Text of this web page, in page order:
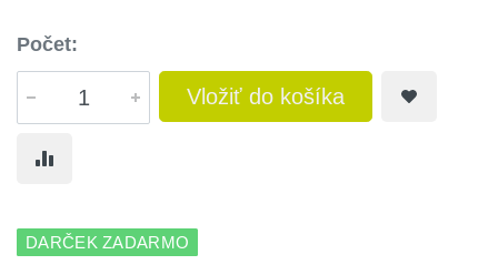
Počet:
Vložiť do košíka
DARČEK ZADARMO